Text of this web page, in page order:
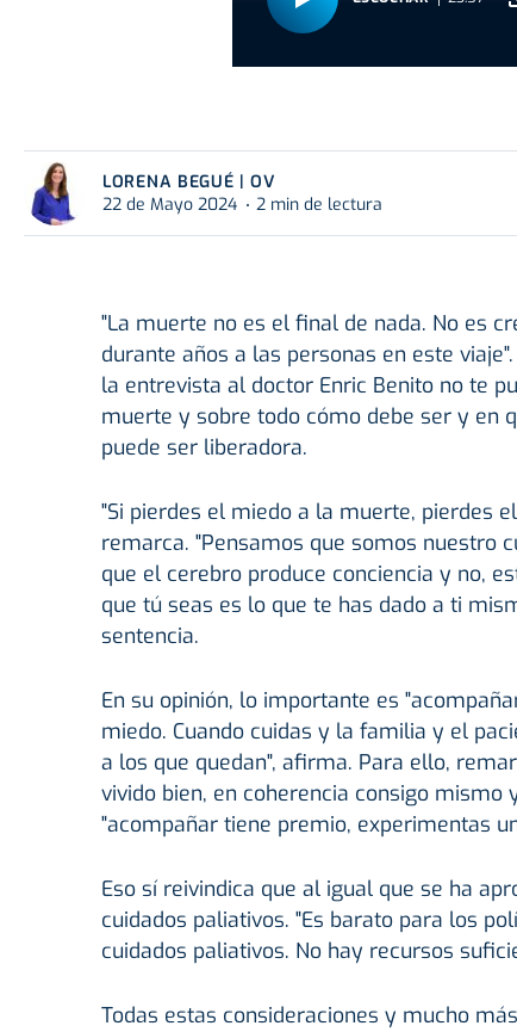
LORENA BEGUÉ | OV
22 de Mayo 2024
2 min de lectura
"La muerte no es el final de nada. No es
durante años a las personas en este
la entrevista al doctor Enric Benito no te
muerte y sobre todo cómo debe ser y en
puede ser liberadora.
"Si pierdes el miedo a la muerte, pierdes
remarca. "Pensamos que somos nuestro
que el cerebro produce conciencia y no,
que tú seas es lo que te has dado a ti
sentencia.
En su opinión, lo importante es
miedo. Cuando cuidas y la familia y el
a los que quedan", afirma. Para ello,
vivido bien, en coherencia consigo mismo
"acompañar tiene premio, experimentas
Eso sí reivindica que al igual que se ha
cuidados paliativos. "Es barato para los
cuidados paliativos. No hay recursos
Todas estas consideraciones y mucho